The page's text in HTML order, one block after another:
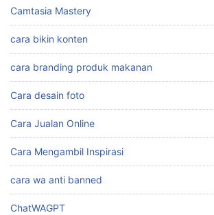
Camtasia Mastery
cara bikin konten
cara branding produk makanan
Cara desain foto
Cara Jualan Online
Cara Mengambil Inspirasi
cara wa anti banned
ChatWAGPT